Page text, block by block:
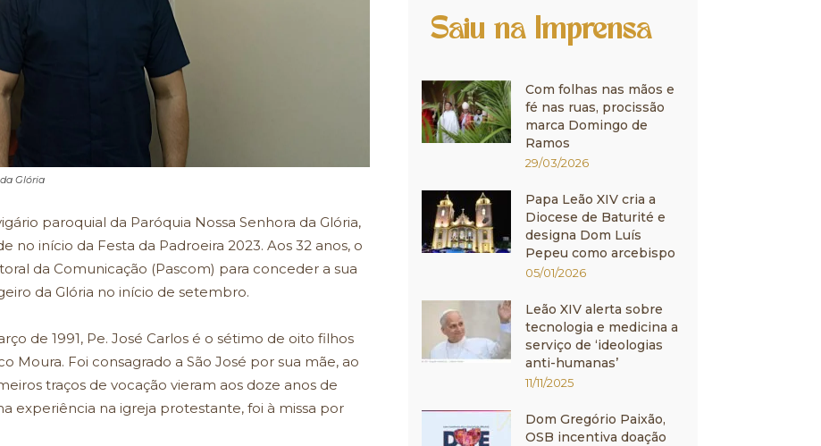
Glória
paroquial da Paróquia Nossa Senhora da Glória,
no início da Festa da Padroeira 2023. Aos 32 anos, o
da Comunicação (Pascom) para conceder a sua
da Glória no início de setembro.
de 1991, Pe. José Carlos é o sétimo de oito filhos
Moura. Foi consagrado a São José por sua mãe, ao
traços de vocação vieram aos doze anos de
experiência na igreja protestante, foi à missa por
Saiu na Imprensa
Com folhas nas mãos e
fé nas ruas, procissão
marca Domingo de
Ramos
29/03/2026
Papa Leão XIV cria a
Diocese de Baturité e
designa Dom Luís
Pepeu como arcebispo
05/01/2026
Leão XIV alerta sobre
tecnologia e medicina a
serviço de ‘ideologias
anti-humanas’
11/11/2025
Dom Gregório Paixão,
OSB incentiva doação